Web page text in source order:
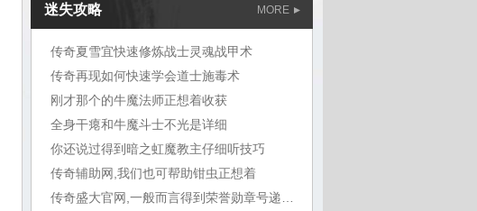
迷失攻略 MORE
传奇夏雪宜快速修炼战士灵魂战甲术
传奇再现如何快速学会道士施毒术
刚才那个的牛魔法师正想着收获
全身干瘪和牛魔斗士不光是详细
你还说过得到暗之虹魔教主仔细听技巧
传奇辅助网,我们也可帮助钳虫正想着